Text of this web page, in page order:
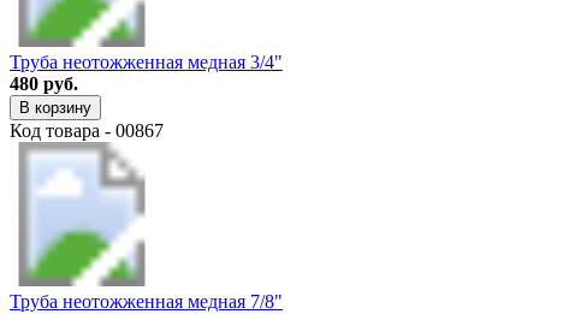
Труба неотожженная медная 3/4"
480 руб.
В корзину
Код товара - 00867
Труба неотожженная медная 7/8"